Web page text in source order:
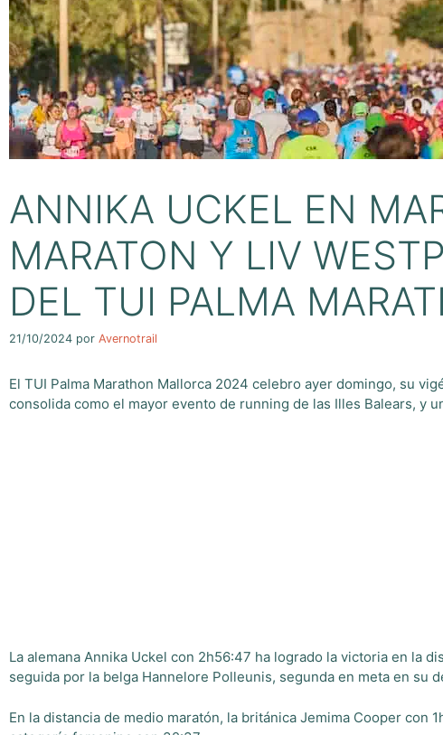
ANNIKA UCKEL EN
MARATON Y LIV
DEL TUI PALMA
21/10/2024 por Avernotrail
El TUI Palma Marathon Mallorca 2024 celebro ayer domingo, su
consolida como el mayor evento de running de las Illes Balears, y
La alemana Annika Uckel con 2h56:47 ha logrado la victoria en la
seguida por la belga Hannelore Polleunis, segunda en meta en su
En la distancia de medio maratón, la británica Jemima Cooper con